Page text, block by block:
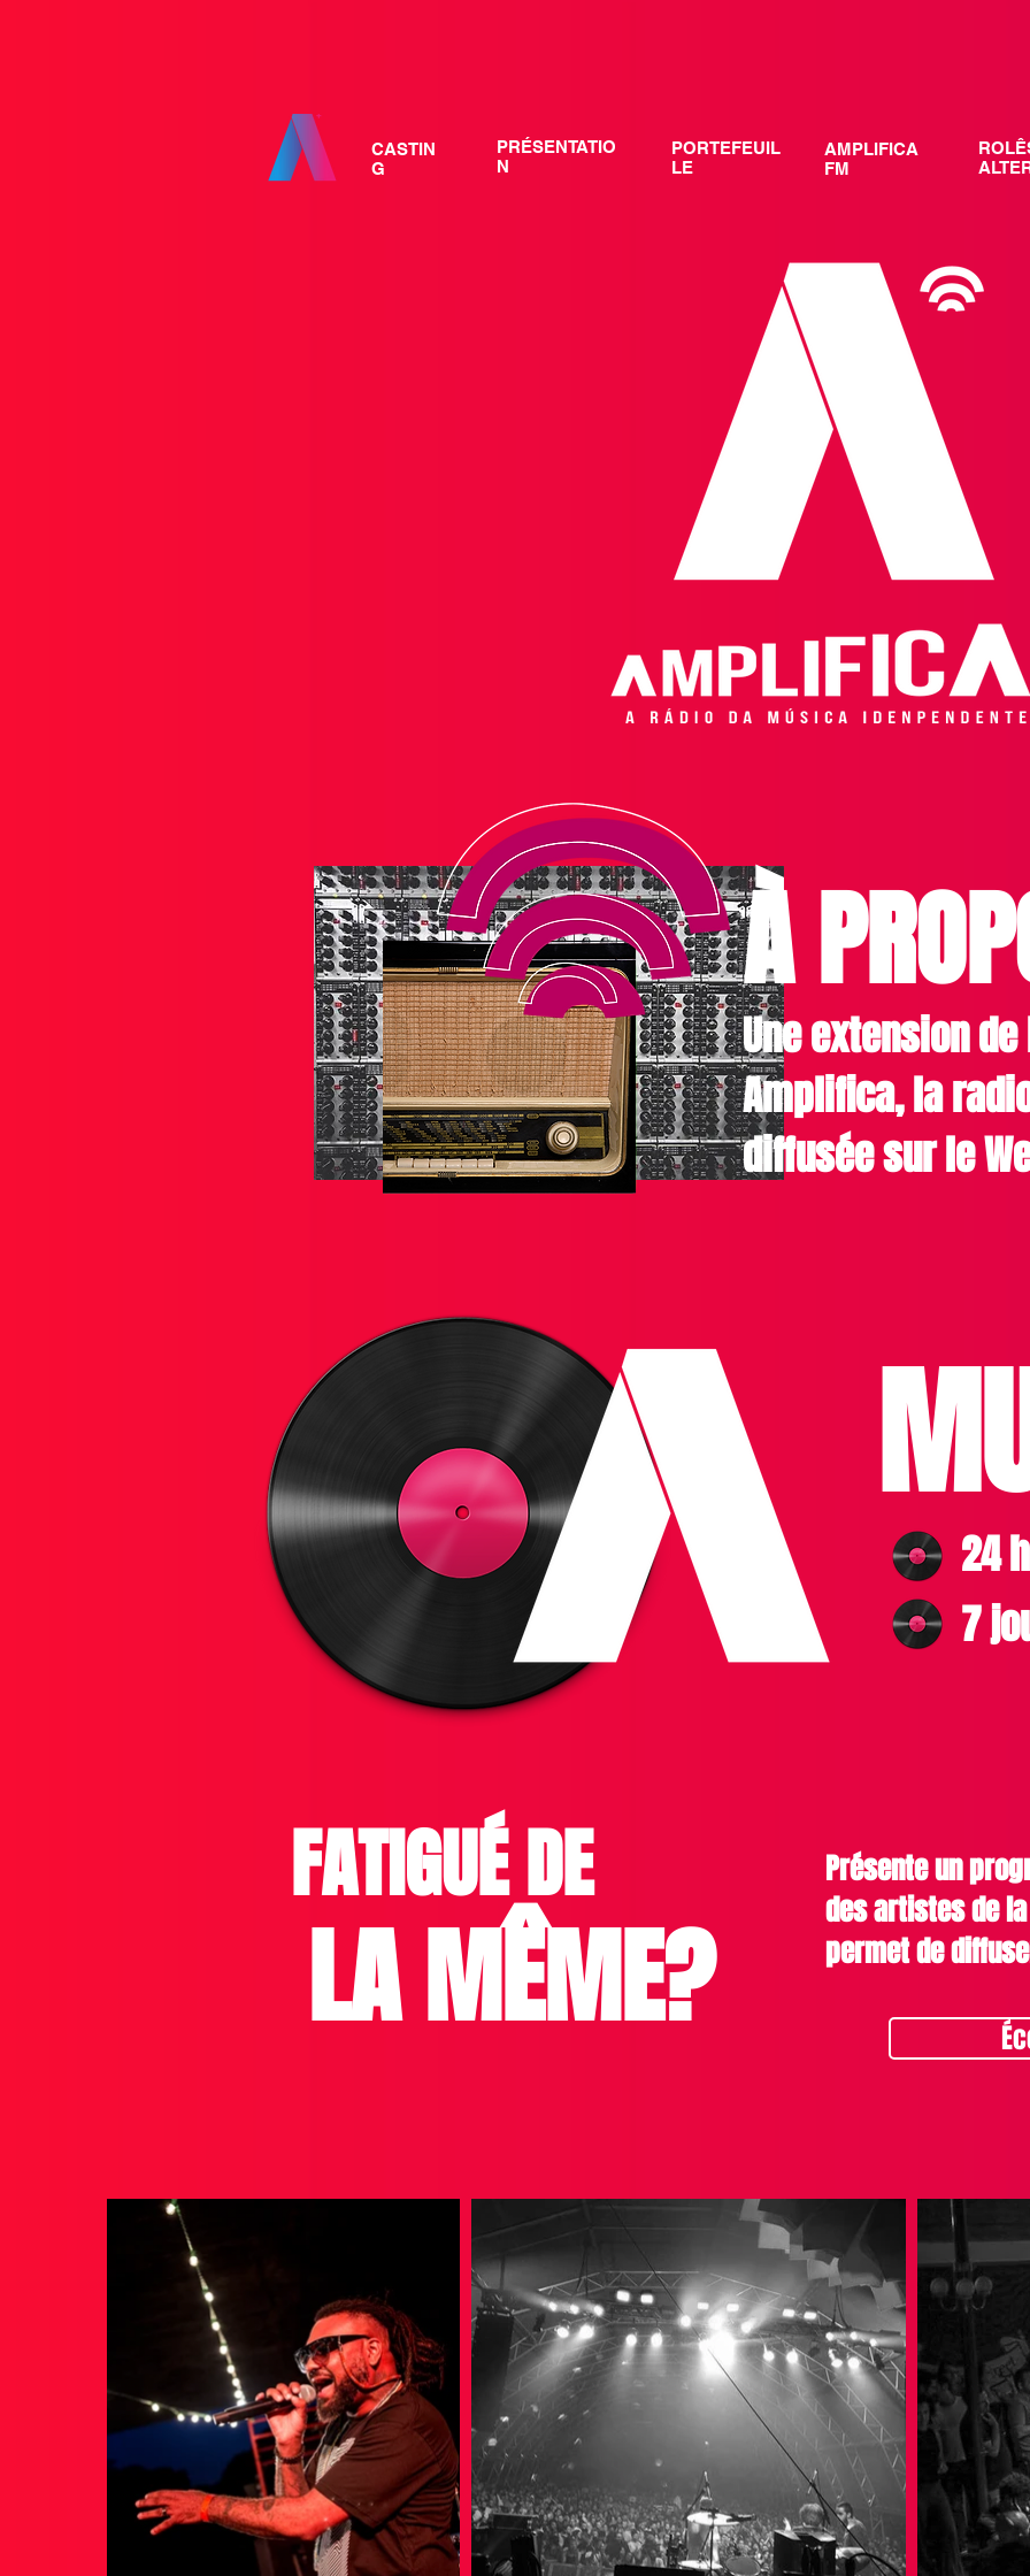
CASTIN
G
PRÉSENTATIO
N
PORTEFEUIL
LE
AMPLIFICA
FM
À
Une extension
Amplifica, la
diffusée sur le
24
7
Présente un
des artistes de
permet de
FATIGUÉ DE
LA MÊME?